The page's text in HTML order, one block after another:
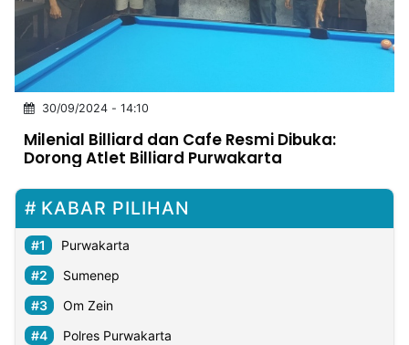
INDONESIA
Partner
Insight
NTB
Suara
Time
Lens
IDN
Daily
Jogja
Jalan
Rakyat
Idealita
News
Kita
Notice
Dinamikapost.com
Radar
Baru
Seedbacklink
Follow
Kabarbaru
30/09/2024 - 14:10
Milenial Billiard dan Cafe Resmi Dibuka:
Dorong Atlet Billiard Purwakarta
KABAR PILIHAN
Purwakarta
Sumenep
Om Zein
Polres Purwakarta